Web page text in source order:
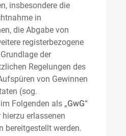
insbesondere die
in
die Abgabe von
registerbezogene
der
Regelungen des
von Gewinnen
(sog.
Folgenden als „GwG“
erlassenen
bereitgestellt werden.